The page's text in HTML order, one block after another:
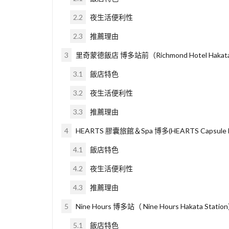
2.2 夜生活便利性
2.3 推薦理由
3 里奇蒙德飯店 博多站前（Richmond Hotel Hakata
3.1 飯店特色
3.2 夜生活便利性
3.3 推薦理由
4 HEARTS 膠囊旅館＆Spa 博多(HEARTS
4.1 飯店特色
4.2 夜生活便利性
4.3 推薦理由
5 Nine Hours 博多站（ Nine Hours Hakata Station
5.1 飯店特色